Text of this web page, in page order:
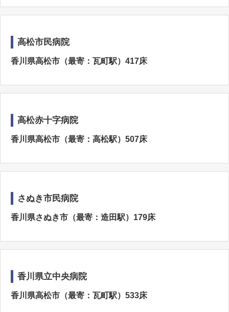
高松市民病院
香川県高松市（最寄：瓦町駅）417床
高松赤十字病院
香川県高松市（最寄：高松駅）507床
さぬき市民病院
香川県さぬき市（最寄：造田駅）179床
香川県立中央病院
香川県高松市（最寄：瓦町駅）533床